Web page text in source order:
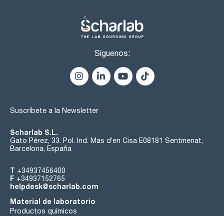
Síguenos:
Suscríbete a la Newsletter
Scharlab S.L.
Gato Pérez, 33. Pol. Ind. Mas d’en Cisa E08181 Sentmenat,
Barcelona, España
T +34937456400
F +34937152765
helpdesk@scharlab.com
Material de laboratorio
Productos químicos